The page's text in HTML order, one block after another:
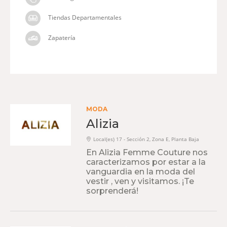
Tiendas Departamentales
Zapatería
MODA
Alizia
Local(es) 17 - Sección 2, Zona E, Planta Baja
En Alizia Femme Couture nos
caracterizamos por estar a la
vanguardia en la moda del
vestir , ven y visitamos. ¡Te
sorprenderá!